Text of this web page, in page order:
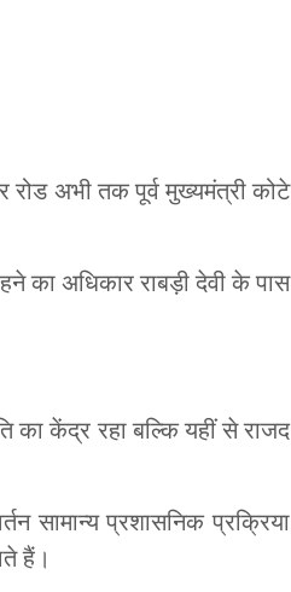
अभी तक पूर्व मुख्यमंत्री कोटे
का अधिकार राबड़ी देवी के पास
का केंद्र रहा बल्कि यहीं से राजद
सामान्य प्रशासनिक प्रक्रिया
हैं।